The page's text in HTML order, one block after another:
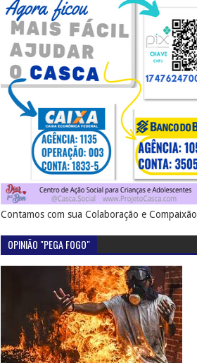
Contamos com sua Colaboração e Compaixão
OPINIÃO "PEGA FOGO"